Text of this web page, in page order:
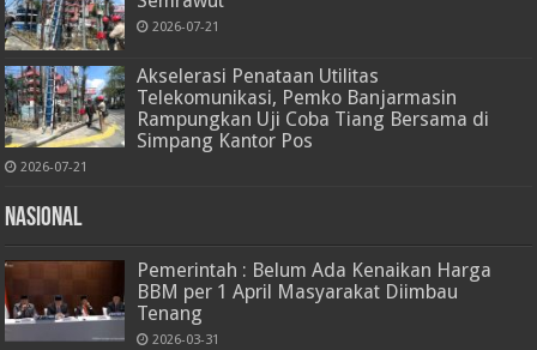
2026-07-21
Akselerasi Penataan Utilitas
Telekomunikasi, Pemko Banjarmasin
Rampungkan Uji Coba Tiang Bersama di
Simpang Kantor Pos
2026-07-21
Nasional
Pemerintah : Belum Ada Kenaikan Harga
BBM per 1 April Masyarakat Diimbau
Tenang
2026-03-31